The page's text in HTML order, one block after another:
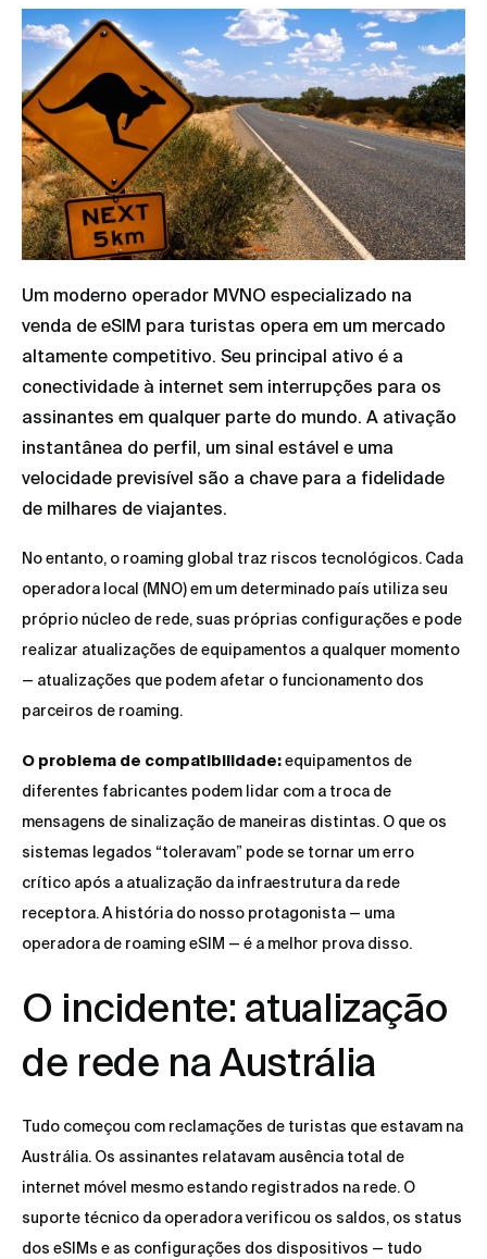
Um moderno operador MVNO especializado na
venda de eSIM para turistas opera em um mercado
altamente competitivo. Seu principal ativo é a
conectividade à internet sem interrupções para os
assinantes em qualquer parte do mundo. A ativação
instantânea do perfil, um sinal estável e uma
velocidade previsível são a chave para a fidelidade
de milhares de viajantes.
No entanto, o roaming global traz riscos tecnológicos. Cada
operadora local (MNO) em um determinado país utiliza seu
próprio núcleo de rede, suas próprias configurações e pode
realizar atualizações de equipamentos a qualquer momento
— atualizações que podem afetar o funcionamento dos
parceiros de roaming.
O problema de compatibilidade:equipamentos de
diferentes fabricantes podem lidar com a troca de
mensagens de sinalização de maneiras distintas. O que os
sistemas legados “toleravam” pode se tornar um erro
crítico após a atualização da infraestrutura da rede
receptora. A história do nosso protagonista — uma
operadora de roaming eSIM — é a melhor prova disso.
O incidente: atualização
de rede na Austrália
Tudo começou com reclamações de turistas que estavam na
Austrália. Os assinantes relatavam ausência total de
internet móvel mesmo estando registrados na rede. O
suporte técnico da operadora verificou os saldos, os status
dos eSIMs e as configurações dos dispositivos — tudo